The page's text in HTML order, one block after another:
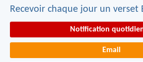
Recevoir chaque jour un verset
Notification
Email